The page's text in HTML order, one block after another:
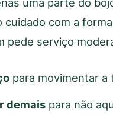
cuidado com a
pede serviço
para movimentar a
demais para não